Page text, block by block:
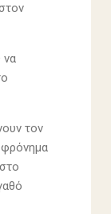
να
τον